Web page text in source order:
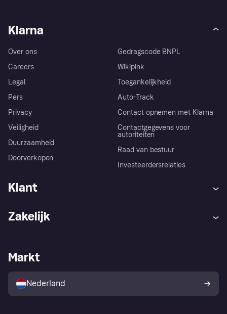
Klarna
Over ons
Careers
Legal
Pers
Privacy
Veiligheid
Duurzaamheid
Doorverkopen
Gedragscode BNPL
Wikipink
Toegankelijkheid
Auto-Track
Contact opnemen met Klarna
Contactgegevens voor
autoriteiten
Raad van bestuur
Investeerdersrelaties
Klant
Winkeloverzicht
Kopersbescherming voor
consumenten
Zakelijk
Zakelijke login
Markt
Nederland